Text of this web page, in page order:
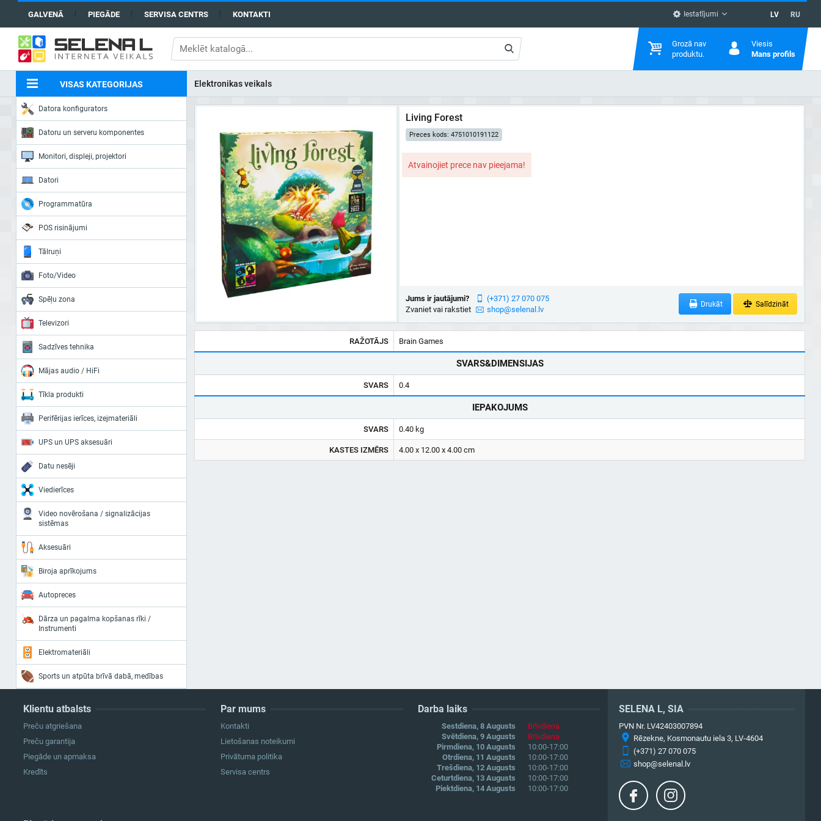
GALVENĀ PIEGĀDE SERVISA CENTRS KONTAKTI Iestatījumi LV RU
Grozā nav
produktu.
Viesis
Mans profils
VISAS KATEGORIJAS Elektronikas veikals
Datora konfigurators
Datoru un serveru komponentes
Monitori, displeji, projektori
Datori
Programmatūra
POS risinājumi
Tālruņi
Foto/Video
Spēļu zona
Televizori
Sadzīves tehnika
Mājas audio / HiFi
Tīkla produkti
Perifērijas ierīces, izejmateriāli
UPS un UPS aksesuāri
Datu nesēji
Viedierīces
Video novērošana / signalizācijas
sistēmas
Aksesuāri
Biroja aprīkojums
Autopreces
Dārza un pagalma kopšanas rīki /
Instrumenti
Elektromateriāli
Sports un atpūta brīvā dabā, medības
Living Forest
Preces kods: 4751010191122
Atvainojiet prece nav pieejama!
Jums ir jautājumi?
Zvaniet vai rakstiet
(+371) 27 070 075
shop@selenal.lv
Drukāt Salīdzināt
RAŽOTĀJS Brain Games
SVARS&DIMENSIJAS
SVARS 0.4
IEPAKOJUMS
SVARS 0.40 kg
KASTES IZMĒRS 4.00 x 12.00 x 4.00 cm
Klientu atbalsts
Preču atgriešana
Preču garantija
Piegāde un apmaksa
Kredīts
Par mums
Kontakti
Lietošanas noteikumi
Privātuma politika
Servisa centrs
Darba laiks
Sestdiena, 8 Augusts
Brīvdiena
Svētdiena, 9 Augusts
Brīvdiena
Pirmdiena, 10 Augusts
10:00-17:00
Otrdiena, 11 Augusts
10:00-17:00
Trešdiena, 12 Augusts
10:00-17:00
Ceturtdiena, 13 Augusts
10:00-17:00
Piektdiena, 14 Augusts
10:00-17:00
SELENA L, SIA
PVN Nr. LV42403007894
Rēzekne, Kosmonautu iela 3, LV-4604
(+371) 27 070 075
shop@selenal.lv